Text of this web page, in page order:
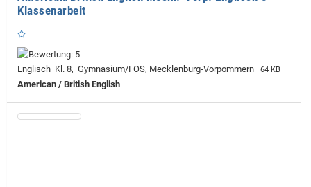
Klassenarbeit
Englisch Kl. 8, Gymnasium/FOS, Mecklenburg-Vorpommern 64 KB
American / British English